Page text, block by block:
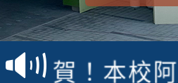
賀！本校
賽 洪綺君
賀！本校